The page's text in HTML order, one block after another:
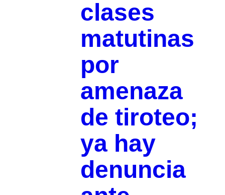
clases
matutinas
por
amenaza
de tiroteo;
ya hay
denuncia